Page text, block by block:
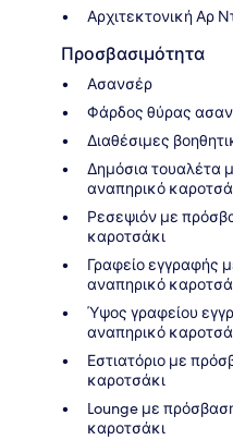
Αρχιτεκτονική Αρ
Προσβασιμότητα
Ασανσέρ
Φάρδος θύρας
Διαθέσιμες
Δημόσια τουαλέτα
αναπηρικό
Ρεσεψιόν με
καροτσάκι
Γραφείο εγγραφής
αναπηρικό
Ύψος γραφείου
αναπηρικό
Εστιατόριο με
καροτσάκι
Lounge με
καροτσάκι